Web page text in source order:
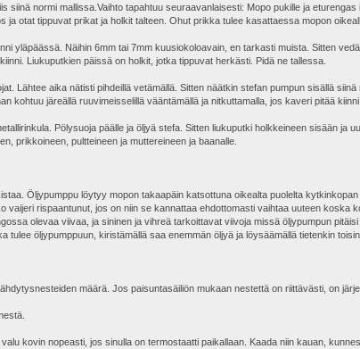
siinä normi mallissa.Vaihto tapahtuu seuraavanlaisesti: Mopo pukille ja
otat tippuvat prikat ja holkit talteen. Ohut prikka tulee kasattaessa mopon
yläpäässä. Näihin 6mm tai 7mm kuusiokoloavain, en tarkasti muista. Sitten
Liukuputkien päissä on holkit, jotka tippuvat herkästi. Pidä ne tallessa.
Lähtee aika nätisti pihdeillä vetämällä. Sitten näätkin stefan pumpun sisällä
kohtuu järeällä ruuvimeisselillä vääntämällä ja nitkuttamalla, jos kaveri pitää
Pölysuoja päälle ja öljyä stefa. Sitten liukuputki holkkeineen sisään
prikkoineen, pultteineen ja muttereineen ja baanalle.
Öljypumppu löytyy mopon takaapäin katsottuna oikealta puolelta
vaijeri rispaantunut, jos on niin se kannattaa ehdottomasti vaihtaa uuteen
olevaa viivaa, ja sininen ja vihreä tarkoittavat viivoja missä öljypumpun
öljypumppuun, kiristämällä saa enemmän öljyä ja löysäämällä tietenkin
määrä. Jos paisuntasäiliön mukaan nestettä on riittävästi, on
kovin nopeasti, jos sinulla on termostaatti paikallaan. Kaada niin kauan,